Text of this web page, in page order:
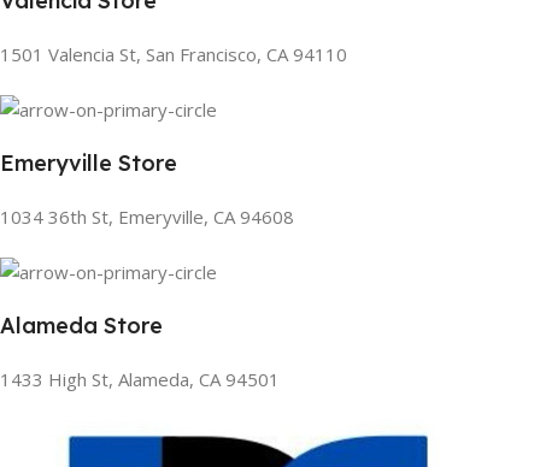
1501 Valencia St, San Francisco, CA 94110
Emeryville Store
1034 36th St, Emeryville, CA 94608
Alameda Store
1433 High St, Alameda, CA 94501